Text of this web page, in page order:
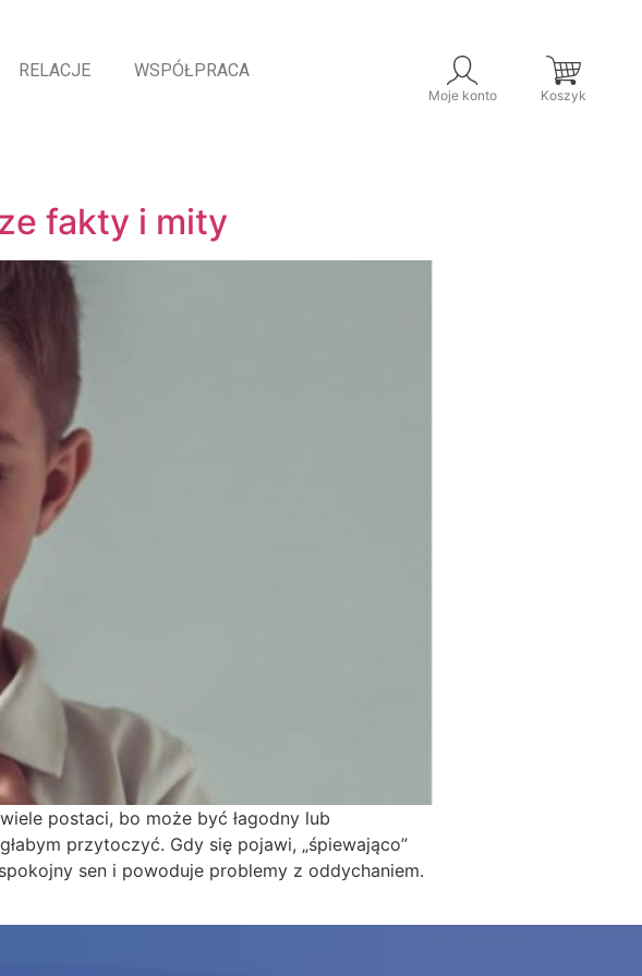
RELACJE WSPÓŁPRACA
Moje konto Koszyk
fakty i mity
postaci, bo może być łagodny lub
przytoczyć. Gdy się pojawi, „śpiewająco”
sen i powoduje problemy z oddychaniem.